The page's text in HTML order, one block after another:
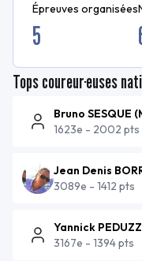
Épreuves organisées
5
Tops coureur·euses
Bruno SESQUE (
1623e - 2002 pts
Jean Denis
3089e - 1412 pts
Yannick
3167e - 1394 pts